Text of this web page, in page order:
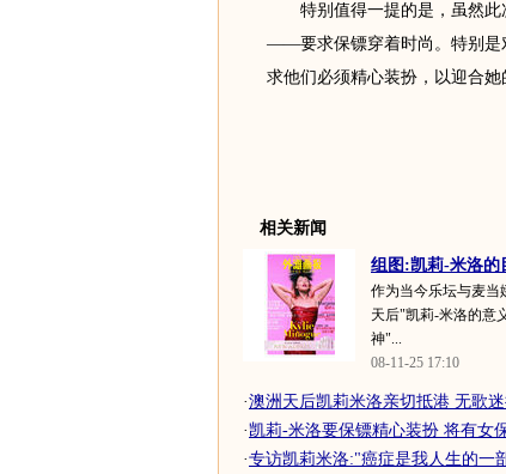
特别值得一提的是，虽然此
——要求保镖穿着时尚。特别是
求他们必须精心装扮，以迎合她
相关新闻
组图:凯莉-米洛的
作为当今乐坛与麦当
天后"凯莉-米洛的意
神"...
08-11-25 17:10
·澳洲天后凯莉米洛亲切抵港 无歌
·凯莉-米洛要保镖精心装扮 将有女
·专访凯莉米洛:"癌症是我人生的一